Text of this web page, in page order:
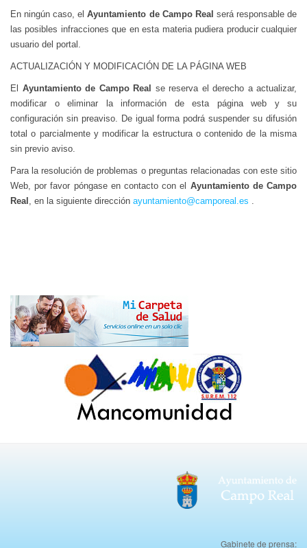
En ningún caso, elAyuntamiento de Campo Real será responsable de
las posibles infracciones que en esta materia pudiera producir cualquier
usuario del portal.
ACTUALIZACIÓN Y MODIFICACIÓN DE LA PÁGINA WEB
El Ayuntamiento de Campo Real se reserva el derecho a actualizar,
modificar o eliminar la información de esta página web y su
configuración sin preaviso. De igual forma podrá suspender su difusión
total o parcialmente y modificar la estructura o contenido de la misma
sin previo aviso.
Para la resolución de problemas o preguntas relacionadas con este sitio
Web, por favor póngase en contacto con el Ayuntamiento de Campo
Real , en la siguiente dirección ayuntamiento@camporeal.es .
Gabinete de prensa: